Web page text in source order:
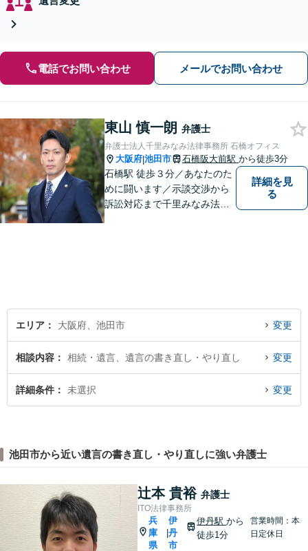
電話でお問い合わせ メールでお問い合わせ
東山 慎一朗 弁護士
弁護士法人千里みなみ法律事務所 石橋オフィス
大阪府|池田市 石橋阪大前駅 から徒歩3分
石橋駅 徒歩３分／あなたのた
めに闘います／示談交渉から
訴訟対応まで千里みなみ法律
詳細を見
る
エリア 大阪府、池田市 変更
相談内容 相続・遺言、遺言の書き直し・やり直し 変更
詳細条件 未選択 変更
池田市から近い遺言の書き直し・やり直しに強い弁護士
辻本 貴裕 弁護士
ITO法律事務所
兵
庫
県
伊
丹
市
伊丹駅から
徒歩1分
営業時間：本
日定休日